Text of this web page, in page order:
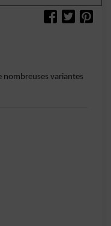
nombreuses variantes